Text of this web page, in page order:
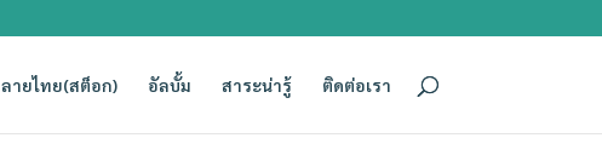
ลายไทย(สต็อก) อัลบั้ม สาระน่ารู้ ติดต่อเรา